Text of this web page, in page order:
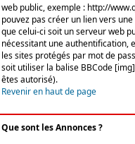
web public, exemple : http://
pouvez pas créer un lien vers
que celui-ci soit un serveur web
nécessitant une authentification,
les sites protégés par mot de
soit utiliser la balise BBCode
êtes autorisé).
Revenir en haut de page
Que sont les Annonces ?